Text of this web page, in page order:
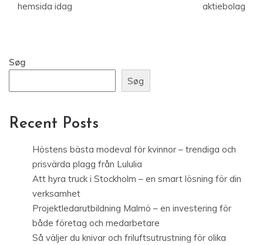
hemsida idag
aktiebolag
Søg
Søg
Recent Posts
Höstens bästa modeval för kvinnor – trendiga och
prisvärda plagg från Lululia
Att hyra truck i Stockholm – en smart lösning för din
verksamhet
Projektledarutbildning Malmö – en investering för
både företag och medarbetare
Så väljer du knivar och friluftsutrustning för olika